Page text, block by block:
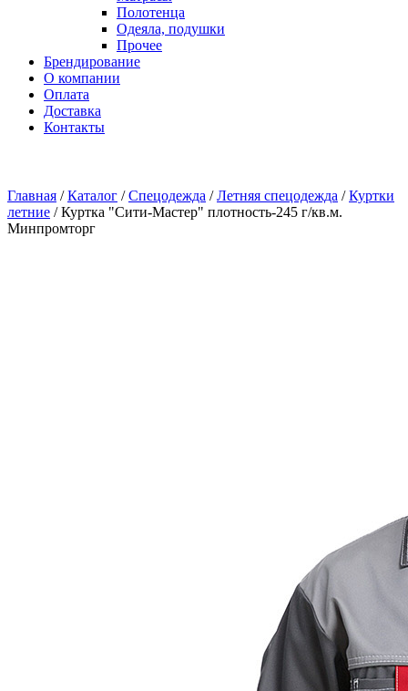
Полотенца
Одеяла, подушки
Прочее
Брендирование
О компании
Оплата
Доставка
Контакты
Главная / Каталог / Спецодежда / Летняя спецодежда / Куртки
летние / Куртка "Сити-Мастер" плотность-245 г/кв.м.
Минпромторг